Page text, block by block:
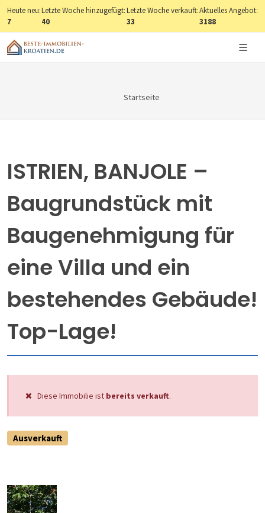
Heute neu:
7
Letzte Woche hinzugefügt:
40
Letzte Woche verkauft:
33
Aktuelles Angebot:
3188
Startseite
ISTRIEN, BANJOLE –
Baugrundstück mit
Baugenehmigung für
eine Villa und ein
bestehendes Gebäude!
Top-Lage!
Diese Immobilie ist bereits verkauft.
Ausverkauft